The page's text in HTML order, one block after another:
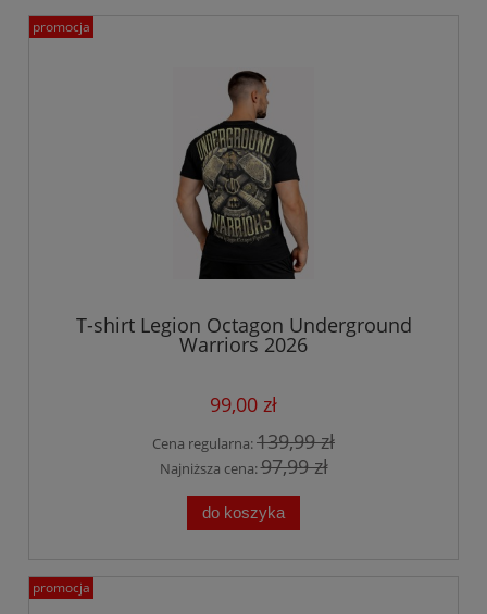
T-shirt Legion Octagon Underground
Warriors 2026
99,00 zł
Cena regularna:139,99 zł
Najniższa cena:97,99 zł
do koszyka
promocja
promocja